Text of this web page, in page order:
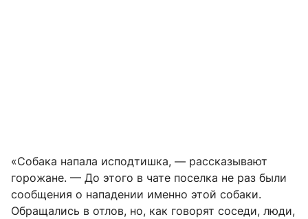
«Собака напала исподтишка, — рассказывают
горожане. — До этого в чате поселка не раз были
сообщения о нападении именно этой собаки.
Обращались в отлов, но, как говорят соседи, люди,